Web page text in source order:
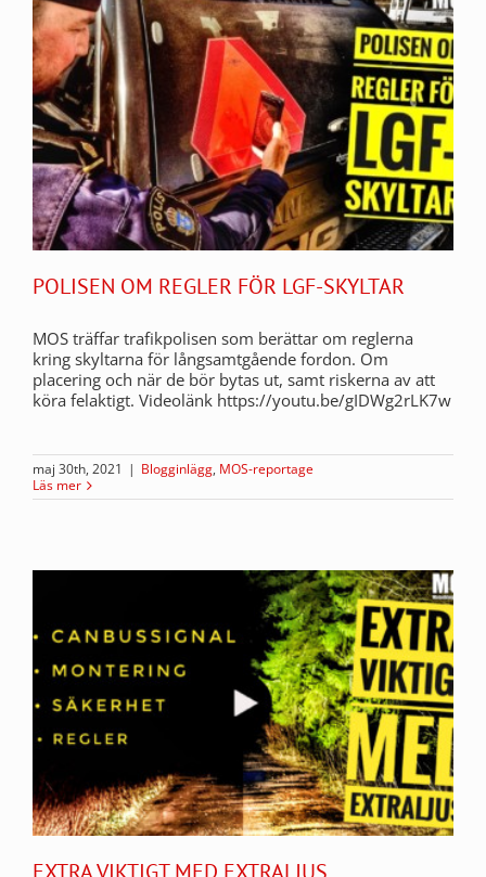
POLISEN OM REGLER FÖR LGF-SKYLTAR
MOS träffar trafikpolisen som berättar om reglerna
kring skyltarna för långsamtgående fordon. Om
placering och när de bör bytas ut, samt riskerna av att
köra felaktigt. Videolänk https://youtu.be/gIDWg2rLK7w
maj 30th, 2021 | Blogginlägg, MOS-reportage
Läs mer